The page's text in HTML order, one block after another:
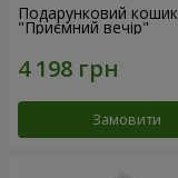
Подарунковий кошик
"Приємний вечір"
Замовити